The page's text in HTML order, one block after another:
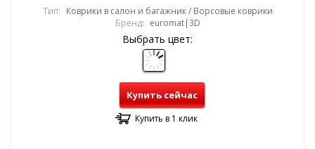
Тип: Коврики в салон и багажник / Ворсовые коврики
Бренд: euromat|3D
Выбрать цвет:
Купить сейчас
Купить в 1 клик